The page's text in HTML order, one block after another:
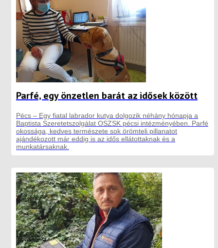
Parfé, egy önzetlen barát az idősek között
Pécs – Egy fiatal labrador kutya dolgozik néhány hónapja a
Baptista Szeretetszolgálat OSZSK pécsi intézményében. Parfé
okossága, kedves természete sok örömteli pillanatot
ajándékozott már eddig is az idős ellátottaknak és a
munkatársaknak.